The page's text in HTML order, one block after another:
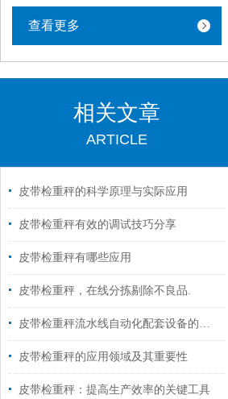
查看更多
相关文章
ARTICLE
皮带检重秤的科学原理与实际应用
皮带检重秤有效的调试技巧分享
皮带检重秤有哪些应用
皮带检重秤，在线分拣剔除不良品.
皮带检重秤流水线自动化配套设备的应用
皮带检重秤的应用领域及其重要性
皮带检重秤：提高生产效率的关键工具